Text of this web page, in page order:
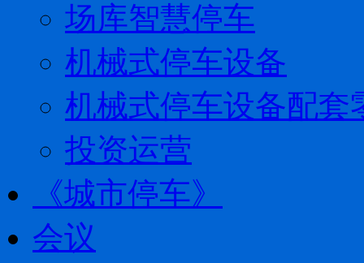
场库智慧停车
机械式停车设备
机械式停车设备配套
投资运营
《城市停车》
会议